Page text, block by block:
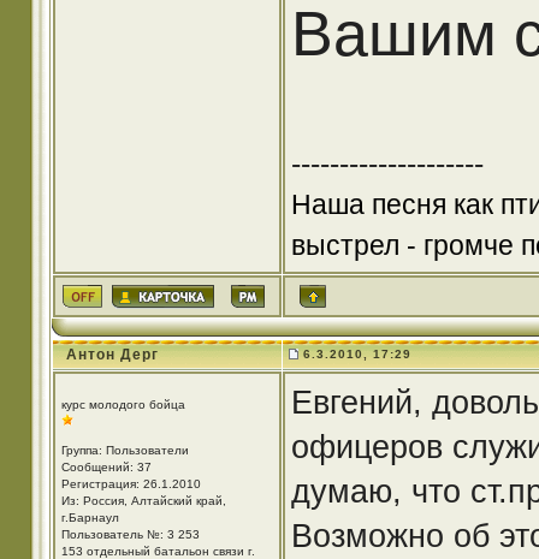
Вашим
--------------------
Наша песня как
выстрел - громче
Антон Дерг 6.3.2010, 17:29
курс молодого бойца
Группа: Пользователи
Сообщений: 37
Регистрация: 26.1.2010
Из: Россия, Алтайский край,
г.Барнаул
Пользователь №: 3 253
153 отдельный батальон связи г.
Евгений,
офицеров
думаю, что
Возможно об